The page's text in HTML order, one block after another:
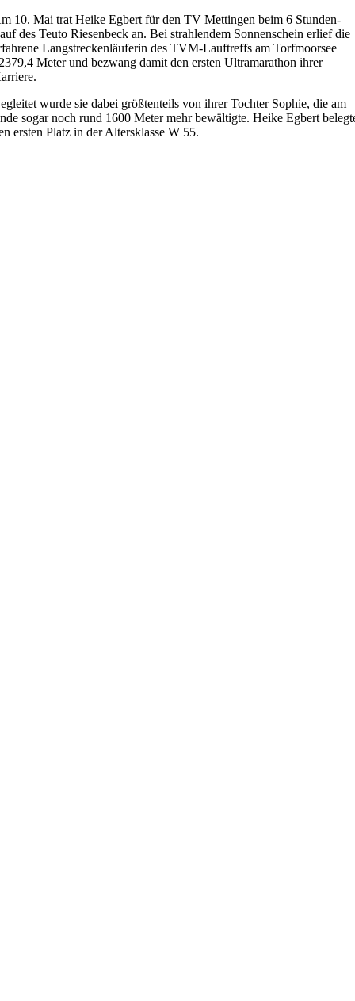
10. Mai trat Heike Egbert für den TV Mettingen beim 6 Stunden-
des Teuto Riesenbeck an. Bei strahlendem Sonnenschein erlief die
Langstreckenläuferin des TVM-Lauftreffs am Torfmoorsee
Meter und bezwang damit den ersten Ultramarathon ihrer
wurde sie dabei größtenteils von ihrer Tochter Sophie, die am
sogar noch rund 1600 Meter mehr bewältigte. Heike Egbert
ersten Platz in der Altersklasse W 55.